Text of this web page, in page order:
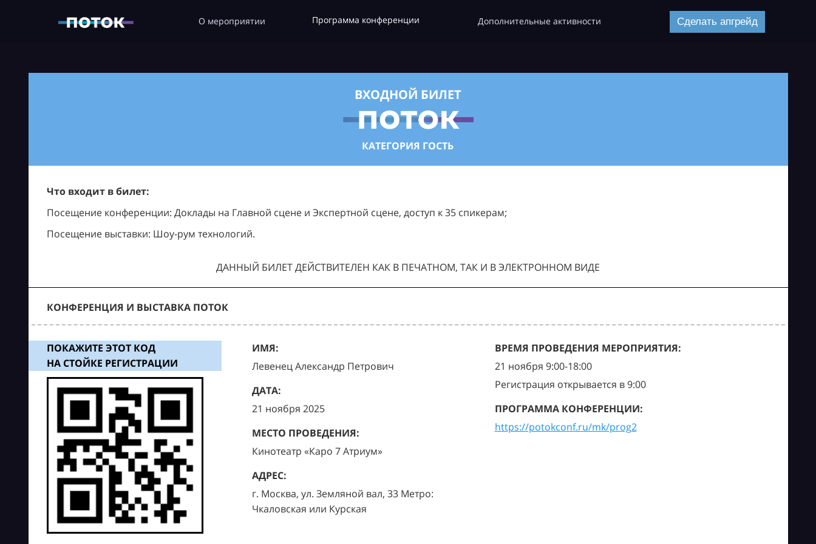
О мероприятии Программа конференции Дополнительные активности Сделать апгрейд
ВХОДНОЙ БИЛЕТ
КАТЕГОРИЯ ГОСТЬ
Что входит в билет:
Посещение конференции: Доклады на Главной сцене и Экспертной сцене, доступ к 35 спикерам;
Посещение выставки: Шоу-рум технологий.
ДАННЫЙ БИЛЕТ ДЕЙСТВИТЕЛЕН КАК В ПЕЧАТНОМ, ТАК И В ЭЛЕКТРОННОМ ВИДЕ
КОНФЕРЕНЦИЯ И ВЫСТАВКА ПОТОК
ПОКАЖИТЕ ЭТОТ КОД
НА СТОЙКЕ РЕГИСТРАЦИИ
ИМЯ:
Левенец Александр Петрович
ДАТА:
21 ноября 2025
МЕСТО ПРОВЕДЕНИЯ:
Кинотеатр «Каро 7 Атриум»
АДРЕС:
г. Москва, ул. Земляной вал, 33 Метро:
Чкаловская или Курская
ВРЕМЯ ПРОВЕДЕНИЯ МЕРОПРИЯТИЯ:
21 ноября 9:00-18:00
Регистрация открывается в 9:00
ПРОГРАММА КОНФЕРЕНЦИИ:
https://potokconf.ru/mk/prog2